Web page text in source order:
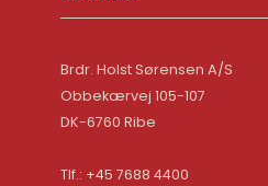
Brdr. Holst Sørensen A/S
Obbekærvej 105-107
DK-6760 Ribe
Tlf.: +45 7688 4400